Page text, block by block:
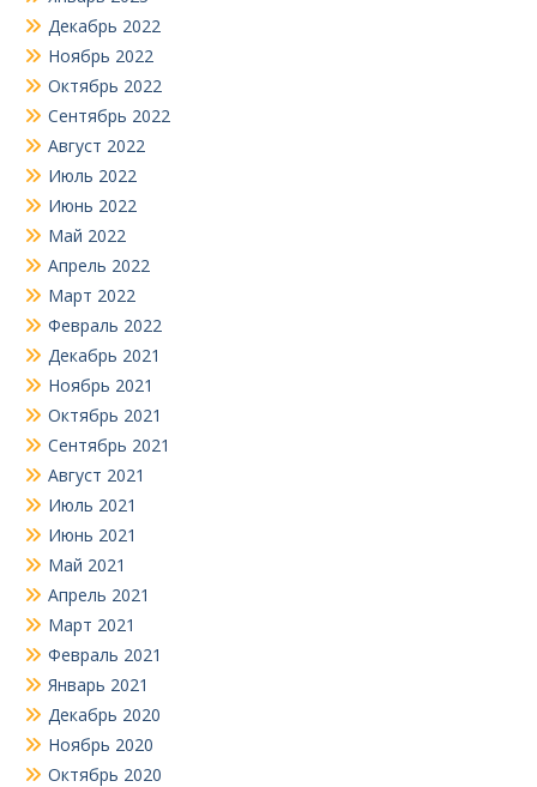
Декабрь 2022
Ноябрь 2022
Октябрь 2022
Сентябрь 2022
Август 2022
Июль 2022
Июнь 2022
Май 2022
Апрель 2022
Март 2022
Февраль 2022
Декабрь 2021
Ноябрь 2021
Октябрь 2021
Сентябрь 2021
Август 2021
Июль 2021
Июнь 2021
Май 2021
Апрель 2021
Март 2021
Февраль 2021
Январь 2021
Декабрь 2020
Ноябрь 2020
Октябрь 2020